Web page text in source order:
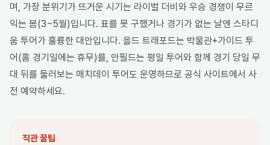
며, 가장 분위기가 뜨거운 시기는 라이벌 더비와 우승 경쟁이 무르
익는 봄(3~5월)입니다. 표를 못 구했거나 경기가 없는 날엔 스타디
움 투어가 훌륭한 대안입니다. 올드 트래포드는 박물관+가이드 투
어(홈 경기일에는 휴무)를, 안필드는 평일 투어와 함께 경기 당일 무
대 뒤를 둘러보는 매치데이 투어도 운영하므로 공식 사이트에서 사
전 예약하세요.
직관 꿀팁